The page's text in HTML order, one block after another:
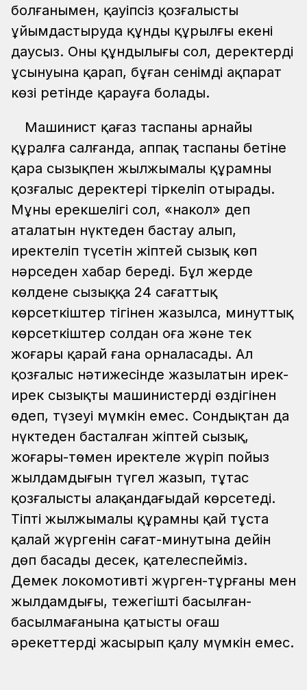
болғанымен, қауіпсіз қозғалысты
ұйымдастыруда құнды құрылғы екені
даусыз. Оның құндылығы сол, деректерді
ұсынуына қарап, бұған сенімді ақпарат
көзі ретінде қарауға болады.
Машинист қағаз таспаны арнайы
құралға салғанда, аппақ таспаның бетіне
қара сызықпен жылжымалы құрамның
қозғалыс деректері тіркеліп отырады.
Мұның ерекшелігі сол, «накол» деп
аталатын нүктеден бастау алып,
иректеліп түсетін жіптей сызық көп
нәрседен хабар береді. Бұл жерде
көлденең сызыққа 24 сағаттық
көрсеткіштер тігінен жазылса, минуттық
көрсеткіштер солдан оңға және тек
жоғары қарай ғана орналасады. Ал
қозғалыс нәтижесінде жазылатын ирек-
ирек сызықты машинистердің өздігінен
өңдеп, түзеуі мүмкін емес. Сондықтан да
нүктеден басталған жіптей сызық,
жоғары-төмен иректеле жүріп пойыз
жылдамдығын түгел жазып, тұтас
қозғалысты алақандағыдай көрсетеді.
Тіпті жылжымалы құрамның қай тұста
қалай жүргенін сағат-минутына дейін
дөп басады десек, қателеспейміз.
Демек локомотивтің жүрген-тұрғаны мен
жылдамдығы, тежегіштің басылған-
басылмағанына қатысты оғаш
әрекеттерді жасырып қалу мүмкін емес.